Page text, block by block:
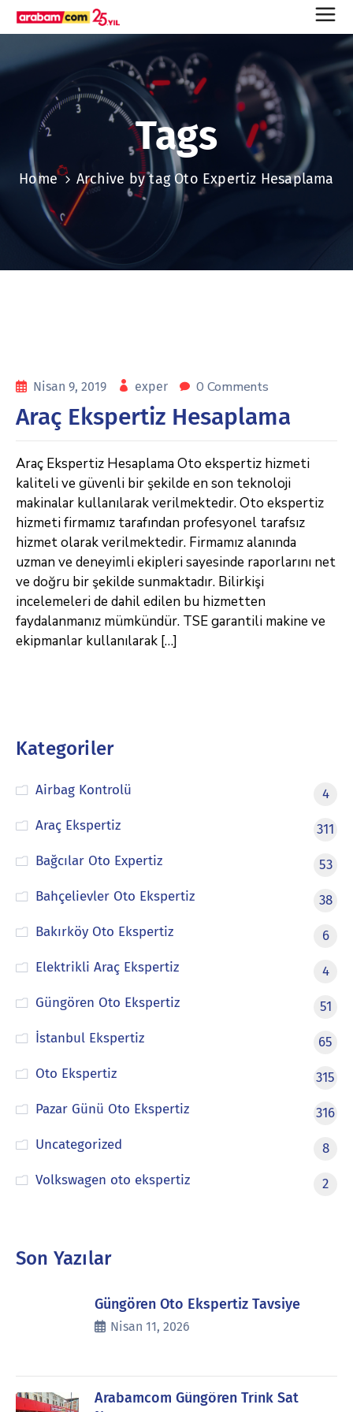
Tags
Home Archive by tag Oto Expertiz Hesaplama
Nisan 9, 2019 exper 0 Comments
Araç Ekspertiz Hesaplama
Araç Ekspertiz Hesaplama Oto ekspertiz hizmeti
kaliteli ve güvenli bir şekilde en son teknoloji
makinalar kullanılarak verilmektedir. Oto ekspertiz
hizmeti firmamız tarafından profesyonel tarafsız
hizmet olarak verilmektedir. Firmamız alanında
uzman ve deneyimli ekipleri sayesinde raporlarını net
ve doğru bir şekilde sunmaktadır. Bilirkişi
incelemeleri de dahil edilen bu hizmetten
faydalanmanız mümkündür. TSE garantili makine ve
ekipmanlar kullanılarak […]
Kategoriler
Airbag Kontrolü
4
Araç Ekspertiz
311
Bağcılar Oto Expertiz
53
Bahçelievler Oto Ekspertiz
38
Bakırköy Oto Ekspertiz
6
Elektrikli Araç Ekspertiz
4
Güngören Oto Ekspertiz
51
İstanbul Ekspertiz
65
Oto Ekspertiz
315
Pazar Günü Oto Ekspertiz
316
Uncategorized
8
Volkswagen oto ekspertiz
2
Son Yazılar
Güngören Oto Ekspertiz Tavsiye
Nisan 11, 2026
Arabamcom Güngören Trink Sat